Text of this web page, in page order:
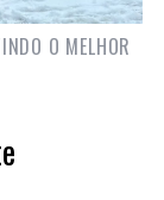
O MELHOR